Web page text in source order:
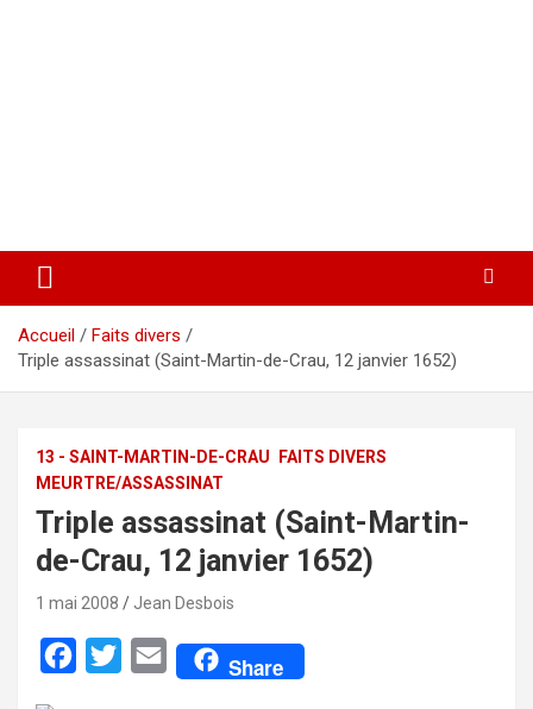
Accueil
Faits divers
Triple assassinat (Saint-Martin-de-Crau, 12 janvier 1652)
13 - SAINT-MARTIN-DE-CRAU
FAITS DIVERS
MEURTRE/ASSASSINAT
Triple assassinat (Saint-Martin-
de-Crau, 12 janvier 1652)
1 mai 2008 Jean Desbois
E
Share